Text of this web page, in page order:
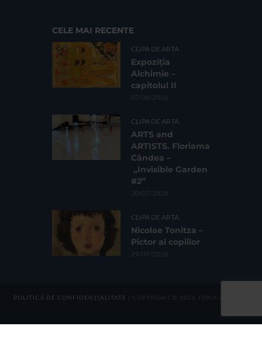
CELE MAI RECENTE
CLIPA DE ARTA
Expoziția
Alchimie –
capitolul II
07/08/2026
CLIPA DE ARTA
ARTS and
ARTISTS. Floriama
Cândea –
„Invisible Garden
#2”
30/07/2026
CLIPA DE ARTA
Nicolae Tonitza –
Pictor al copiilor
29/07/2026
POLITICĂ DE CONFIDENȚIALITATE | COPYRIGHT © 2026 TONICA GROUP